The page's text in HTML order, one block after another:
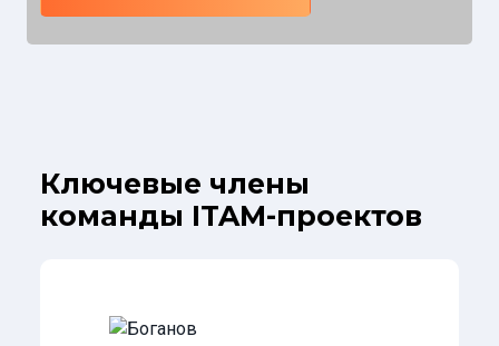
Ключевые члены
команды ITAM-проектов